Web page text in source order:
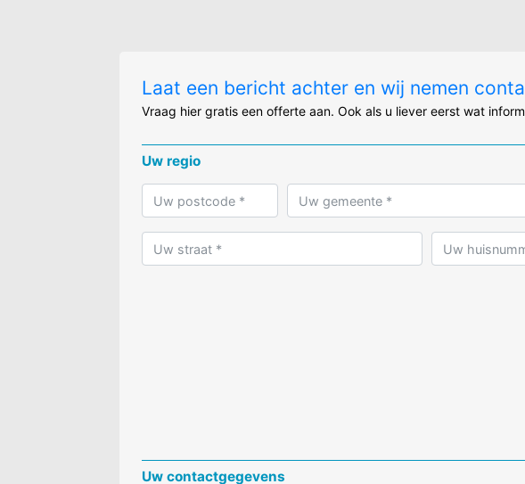
Laat een bericht achter en wij nemen
Vraag hier gratis een offerte aan. Ook als u liever eerst wat
Uw regio
Uw contactgegevens